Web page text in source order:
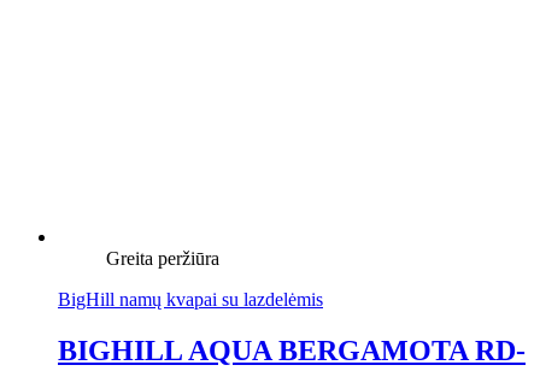
Greita peržiūra
BigHill namų kvapai su lazdelėmis
BIGHILL AQUA BERGAMOTA RD-